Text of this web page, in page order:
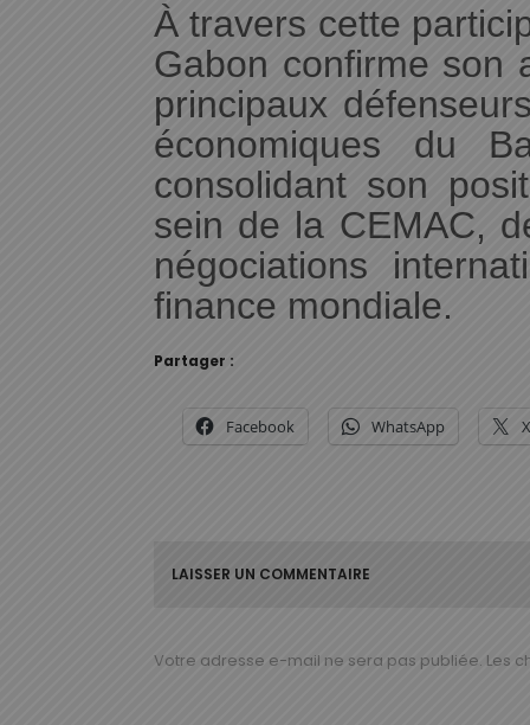
À travers cette
Gabon confirme son
principaux
économiques du
consolidant son
sein de la CEMAC,
négociations
finance mondiale.
Partager :
Facebook WhatsApp X
LAISSER UN COMMENTAIRE
Votre adresse e-mail ne sera pas publiée. Les